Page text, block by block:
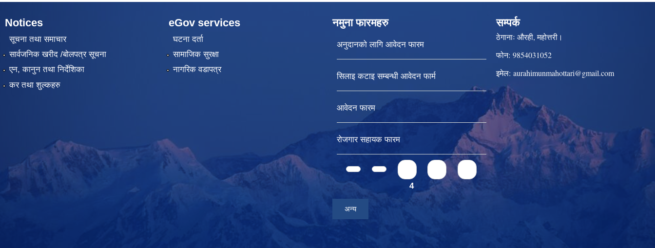
Notices
सूचना तथा समाचार
सार्वजनिक खरीद /बोलपत्र सूचना
एन, कानुन तथा निर्देशिका
कर तथा शुल्कहरु
eGov services
घटना दर्ता
सामाजिक सुरक्षा
नागरिक वडापत्र
नमुना फारमहरु
अनुदानको लागि आवेदन फारम
सिलाइ कटाइ सम्बन्धी आवेदन फार्म
आवेदन फारम
रोजगार सहायक फारम
Pages
4
अन्य
सम्पर्क
ठेगानाः औरही, महोत्तरी।
फोन: 9854031052
इमेल: aurahimunmahottari@gmail.com